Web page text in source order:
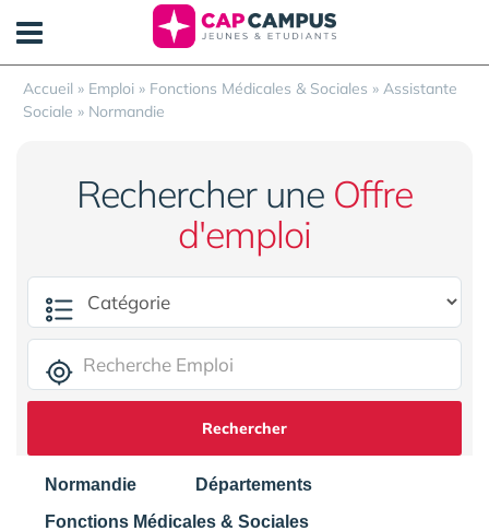
Accueil » Emploi » Fonctions Médicales & Sociales » Assistante
Sociale » Normandie
Rechercher une Offre
d'emploi
Rechercher
Normandie
Départements
Fonctions Médicales & Sociales
Panneau de gestion des cookies